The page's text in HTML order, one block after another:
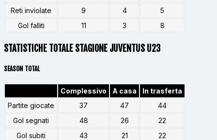
Reti inviolate
9 4
5
Gol falliti
11 3 8
STATISTICHE TOTALE STAGIONE JUVENTUS U23
SEASON TOTAL
Complessivo A casa
In trasferta
Partite giocate
37 47
44
Gol segnati
48 26
22
Gol subiti
43 21
22